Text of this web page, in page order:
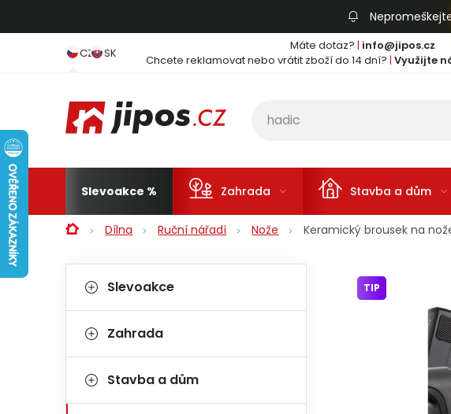
CZ SK Máte dotaz? | info@jipos.cz
Chcete reklamovat nebo vrátit zboží do 14 dní? | Využijte
Slevoakce Zahrada Stavba a dům
DomůDílna Ruční nářadí Nože Keramický brousek na
Postranní panel
Kategorie
Slevoakce
Zahrada
Stavba a dům
TIP